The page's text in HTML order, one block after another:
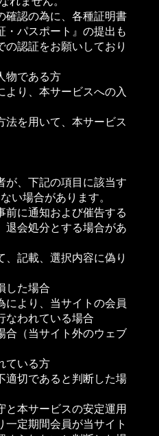
確認の為に、各種証明書
・パスポート』の提出も
の認証をお願いしており
物である方
より、本サービスへの入
法を用いて、本サービス
が、下記の項目に該当す
い場合があります。
前に通知および催告する
退会処分とする場合があ
、記載、選択内容に偽り
した場合
により、当サイトの会員
なわれている場合
合（当サイト外のウェブ
ている方
適切であると判断した場
と本サービスの安定運用
一定期間会員が当サイト